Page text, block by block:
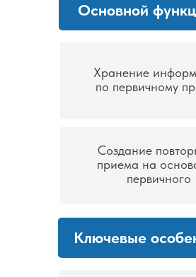
Ключевые
Хранение
по первичному
Создание
приема на
первичного
Основной